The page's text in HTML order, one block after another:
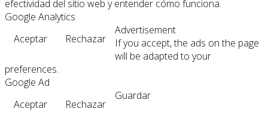
efectividad del sitio web y entender cómo funciona.
Google Analytics
Aceptar
Rechazar
Advertisement
If you accept, the ads on the page
will be adapted to your
preferences.
Google Ad
Aceptar
Rechazar
Guardar